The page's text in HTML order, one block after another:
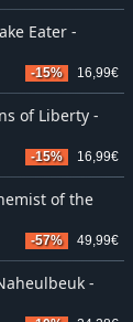
Eater -
-15% 16,99€
of Liberty -
-15% 16,99€
of the
-57% 49,99€
-